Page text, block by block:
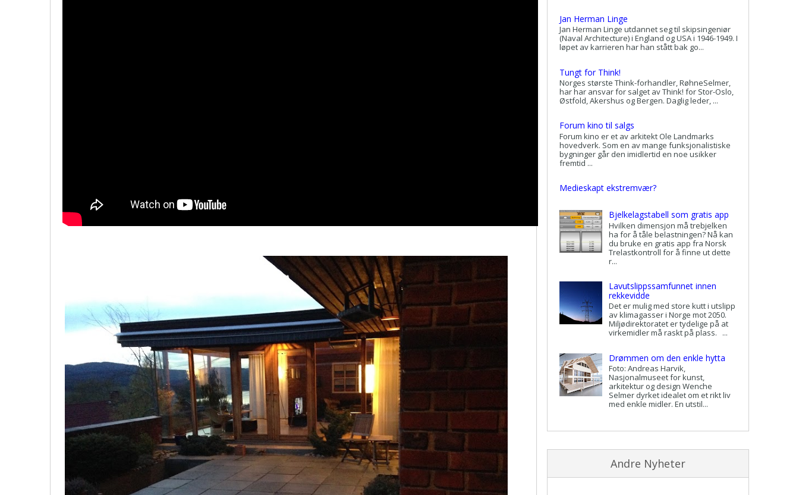
Jan Herman Linge
Jan Herman Linge utdannet seg til skipsingeniør
(Naval Architecture) i England og USA i 1946-1949. I
løpet av karrieren har han stått bak go...
Tungt for Think!
Norges største Think-forhandler, RøhneSelmer,
har har ansvar for salget av Think! for Stor-Oslo,
Østfold, Akershus og Bergen. Daglig leder, ...
Forum kino til salgs
Forum kino er et av arkitekt Ole Landmarks
hovedverk. Som en av mange funksjonalistiske
bygninger går den imidlertid en noe usikker
fremtid ...
Medieskapt ekstremvær?
Bjelkelagstabell som gratis app
Hvilken dimensjon må trebjelken
ha for å tåle belastningen? Nå kan
du bruke en gratis app fra Norsk
Trelastkontroll for å finne ut dette
r...
Lavutslippssamfunnet innen
rekkevidde
Det er mulig med store kutt i utslipp
av klimagasser i Norge mot 2050.
Miljødirektoratet er tydelige på at
virkemidler må raskt på plass. ...
Drømmen om den enkle hytta
Foto: Andreas Harvik,
Nasjonalmuseet for kunst,
arkitektur og design Wenche
Selmer dyrket idealet om et rikt liv
med enkle midler. En utstil...
Andre Nyheter